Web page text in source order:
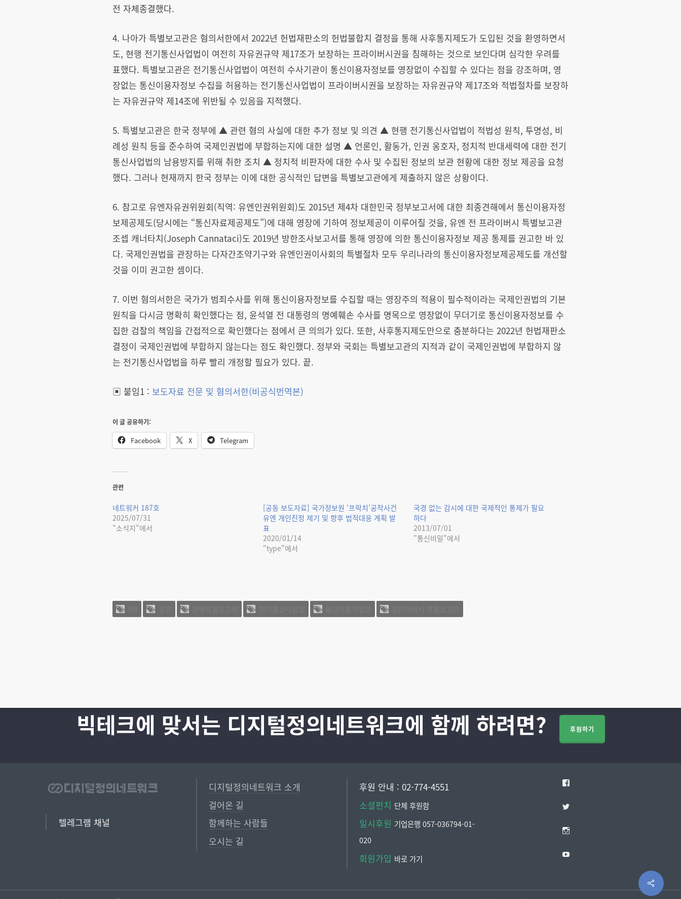
전 자체종결했다.
4. 나아가 특별보고관은 혐의서한에서 2022년 헌법재판소의 헌법불합치 결정을 통해 사후통지제도가 도입된 것을 환영하면서
도, 현행 전기통신사업법이 여전히 자유권규약 제17조가 보장하는 프라이버시권을 침해하는 것으로 보인다며 심각한 우려를
표했다. 특별보고관은 전기통신사업법이 여전히 수사기관이 통신이용자정보를 영장없이 수집할 수 있다는 점을 강조하며, 영
장없는 통신이용자정보 수집을 허용하는 전기통신사업법이 프라이버시권을 보장하는 자유권규약 제17조와 적법절차를 보장하
는 자유권규약 제14조에 위반될 수 있음을 지적했다.
5. 특별보고관은 한국 정부에 ▲ 관련 혐의 사실에 대한 추가 정보 및 의견 ▲ 현행 전기통신사업법이 적법성 원칙, 투명성, 비
례성 원칙 등을 준수하여 국제인권법에 부합하는지에 대한 설명 ▲ 언론인, 활동가, 인권 옹호자, 정치적 반대세력에 대한 전기
통신사업법의 남용방지를 위해 취한 조치 ▲ 정치적 비판자에 대한 수사 및 수집된 정보의 보관 현황에 대한 정보 제공을 요청
했다. 그러나 현재까지 한국 정부는 이에 대한 공식적인 답변을 특별보고관에게 제출하지 않은 상황이다.
6. 참고로 유엔자유권위원회(직역: 유엔인권위원회)도 2015년 제4차 대한민국 정부보고서에 대한 최종견해에서 통신이용자정
보제공제도(당시에는 “통신자료제공제도”)에 대해 영장에 기하여 정보제공이 이루어질 것을, 유엔 전 프라이버시 특별보고관
조셉 캐너타치(Joseph Cannataci)도 2019년 방한조사보고서를 통해 영장에 의한 통신이용자정보 제공 통제를 권고한 바 있
다. 국제인권법을 관장하는 다자간조약기구와 유엔인권이사회의 특별절차 모두 우리나라의 통신이용자정보제공제도를 개선할
것을 이미 권고한 셈이다.
7. 이번 혐의서한은 국가가 범죄수사를 위해 통신이용자정보를 수집할 때는 영장주의 적용이 필수적이라는 국제인권법의 기본
원칙을 다시금 명확히 확인했다는 점, 윤석열 전 대통령의 명예훼손 수사를 명목으로 영장없이 무더기로 통신이용자정보를 수
집한 검찰의 책임을 간접적으로 확인했다는 점에서 큰 의의가 있다. 또한, 사후통지제도만으로 충분하다는 2022년 헌법재판소
결정이 국제인권법에 부합하지 않는다는 점도 확인했다. 정부와 국회는 특별보고관의 지적과 같이 국제인권법에 부합하지 않
는 전기통신사업법을 하루 빨리 개정할 필요가 있다. 끝.
▣ 붙임1 : 보도자료 전문 및 혐의서한(비공식번역본)
이 글 공유하기:
Facebook X Telegram
관련
네트워커 187호
2025/07/31
"소식지"에서
[공동 보도자료] 국가정보원 ‘프락치’공작사건
유엔 개인진정 제기 및 향후 법적대응 계획 발
표
2020/01/14
"type"에서
국경 없는 감시에 대한 국제적인 통제가 필요
하다
2013/07/01
"통신비밀"에서
Share
빅테크에 맞서는 디지털정의네트워크에 함께 하려면? 후원하기
텔레그램 채널
디지털정의네트워크 소개
걸어온 길
함께하는 사람들
오시는 길
후원 안내 : 02-774-4551
소셜펀치 단체 후원함
일시후원 기업은행 057-036794-01-
020
회원가입 바로 가기